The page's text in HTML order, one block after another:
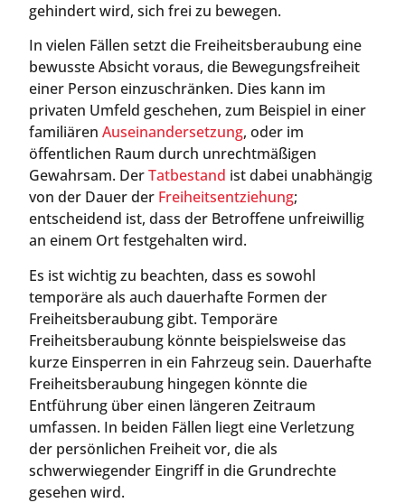
gehindert wird, sich frei zu bewegen.
In vielen Fällen setzt die Freiheitsberaubung eine
bewusste Absicht voraus, die Bewegungsfreiheit
einer Person einzuschränken. Dies kann im
privaten Umfeld geschehen, zum Beispiel in einer
familiären Auseinandersetzung, oder im
öffentlichen Raum durch unrechtmäßigen
Gewahrsam. DerTatbestand ist dabei unabhängig
von der Dauer der Freiheitsentziehung;
entscheidend ist, dass der Betroffene unfreiwillig
an einem Ort festgehalten wird.
Es ist wichtig zu beachten, dass es sowohl
temporäre als auch dauerhafte Formen der
Freiheitsberaubung gibt. Temporäre
Freiheitsberaubung könnte beispielsweise das
kurze Einsperren in ein Fahrzeug sein. Dauerhafte
Freiheitsberaubung hingegen könnte die
Entführung über einen längeren Zeitraum
umfassen. In beiden Fällen liegt eine Verletzung
der persönlichen Freiheit vor, die als
schwerwiegender Eingriff in die Grundrechte
gesehen wird.